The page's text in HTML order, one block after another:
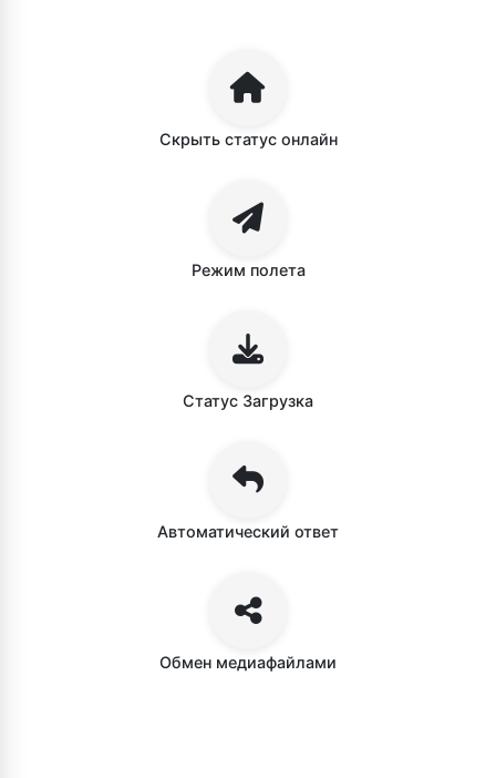
Скрыть статус онлайн
Режим полета
Статус Загрузка
Автоматический ответ
Обмен медиафайлами